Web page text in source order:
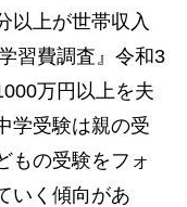
以上が世帯収入
習費調査』令和3
万円以上を夫
学受験は親の受
もの受験をフォ
いく傾向があ